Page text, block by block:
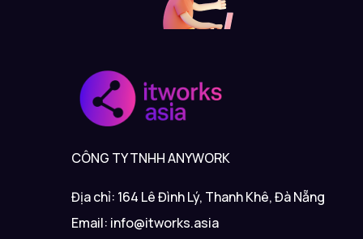
CÔNG TY TNHH ANYWORK
Địa chỉ: 164 Lê Đình Lý, Thanh Khê, Đà Nẵng
Email: info@itworks.asia